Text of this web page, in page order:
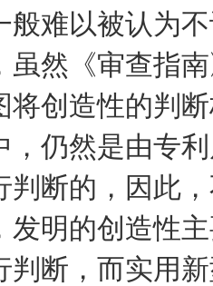
般难以被认为
虽然《审查指
将创造性的判
，仍然是由专
判断的，因此
发明的创造性
判断，而实用